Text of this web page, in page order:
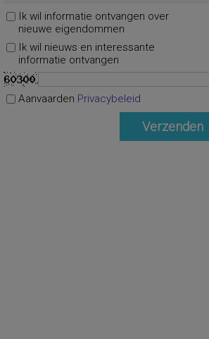
Ik wil informatie ontvangen over
nieuwe eigendommen
Ik wil nieuws en interessante
informatie ontvangen
Aanvaarden Privacybeleid